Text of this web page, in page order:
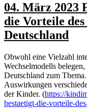
04. März 2023
die Vorteile
Deutschland
Obwohl eine Vielzahl
Wechselmodells
Deutschland zum
Auswirkungen
der Kinder. (https://
bestaetigt-die-vorteile-